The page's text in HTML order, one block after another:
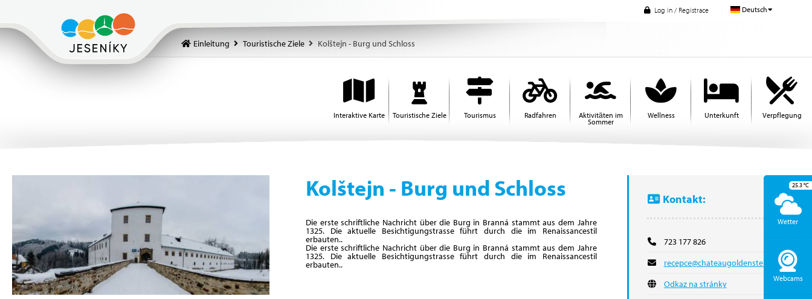
Deutsch
Log in / Registrace
Einleitung Touristische Ziele Kolštejn - Burg und Schloss
Interaktive Karte Touristische Ziele Tourismus Radfahren Aktivitäten im
Sommer
Wellness Unterkunft Verpflegung
Kontakt:
723 177 826
recepce@chateaugoldenstein.com
Odkaz na stránky
Kolštejn - Burg und Schloss
Die erste schriftliche Nachricht über die Burg in Branná stammt aus dem Jahre
1325. Die aktuelle Besichtigungstrasse führt durch die im Renaissancestil
erbauten..
Die erste schriftliche Nachricht über die Burg in Branná stammt aus dem Jahre
1325. Die aktuelle Besichtigungstrasse führt durch die im Renaissancestil
erbauten..
Wetter
25.3°C
Webcams